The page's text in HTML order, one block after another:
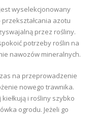
wyselekcjonowany
azotu
przez rośliny.
potrzeby roślin na
nawozów mineralnych.
na przeprowadzenie
nowego trawnika.
i rośliny szybko
ogrodu. Jeżeli go